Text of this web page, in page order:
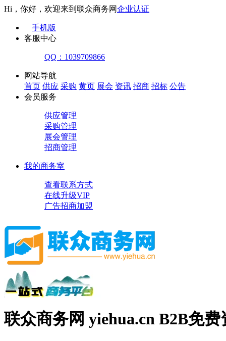
Hi，你好，欢迎来到联众商务网企业认证
手机版
客服中心
QQ：1039709866
网站导航
首页 供应 采购 黄页 展会 资讯 招商 招标 公告
会员服务
供应管理
采购管理
展会管理
招商管理
我的商务室
查看联系方式
在线升级VIP
广告招商加盟
联众商务网 yiehua.cn B2B免